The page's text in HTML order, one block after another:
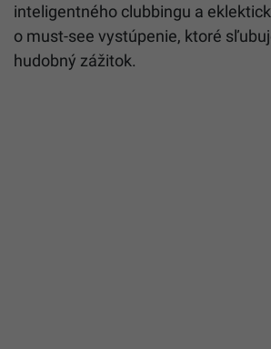
inteligentného clubbingu a
o must-see vystúpenie, ktoré
hudobný zážitok.